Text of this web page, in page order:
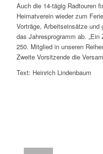
Auch die 14-tägig Radtouren
Heimatverein wieder zum
Vorträge, Arbeitseinsätze und
das Jahresprogramm ab.
250. Mitglied in unseren
Zweite Vorsitzende die
Text: Heinrich Lindenbaum
Gut besuchte